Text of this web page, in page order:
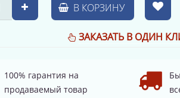
В КОРЗИНУ
ЗАКАЗАТЬ В ОДИН
100% гарантия на
продаваемый товар